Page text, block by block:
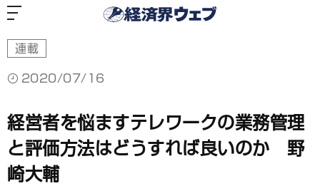
連載
2020/07/16
経営者を悩ますテレワークの業務管理
と評価方法はどうすれば良いのか 野
崎大輔